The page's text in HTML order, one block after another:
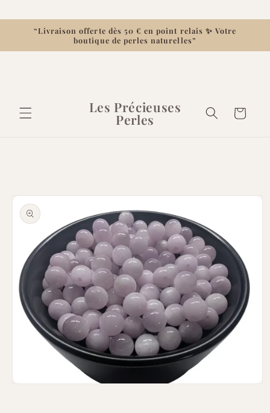
contenu
“Livraison offerte dès 50 € en point relais ✨ Votre
boutique de perles naturelles”
Les Précieuses
Perles Panier
Passer aux
informations
produits